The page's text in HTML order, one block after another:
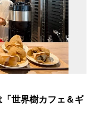
世界樹カフェ＆ギ